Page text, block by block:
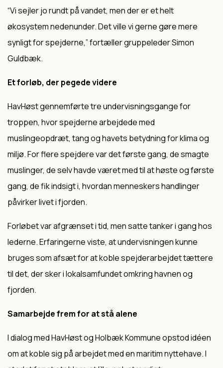
“Vi sejler jo rundt på vandet, men der er et helt
økosystem nedenunder. Det ville vi gerne gøre mere
synligt for spejderne,”fortæller gruppeleder Simon
Guldbæk.
Et forløb, der pegede videre
HavHøst gennemførte tre undervisningsgange for
troppen, hvor spejderne arbejdede med
muslingeopdræt, tang og havets betydning for klima og
miljø. For flere spejdere var det første gang, de smagte
muslinger, de selv havde været med til at høste og første
gang, de fik indsigt i, hvordan menneskers handlinger
påvirker livet i fjorden.
Forløbet var afgrænset i tid, men satte tanker i gang hos
lederne. Erfaringerne viste, at undervisningen kunne
bruges som afsæt for at koble spejderarbejdet tættere
til det, der sker i lokalsamfundet omkring havnen og
fjorden.
Samarbejde frem for at stå alene
I dialog med HavHøst og Holbæk Kommune opstod idéen
om at koble sig på arbejdet med en maritim nyttehave. I